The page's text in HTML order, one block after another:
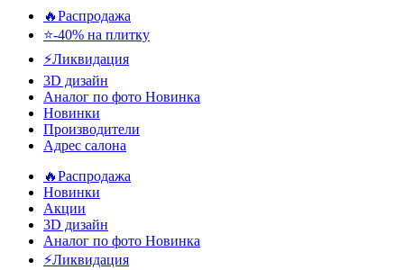
🔥Распродажа
⭐-40% на плитку
⚡️Ликвидация
3D дизайн
Аналог по фото Новинка
Новинки
Производители
Адрес салона
🔥Распродажа
Новинки
Акции
3D дизайн
Аналог по фото Новинка
⚡Ликвидация